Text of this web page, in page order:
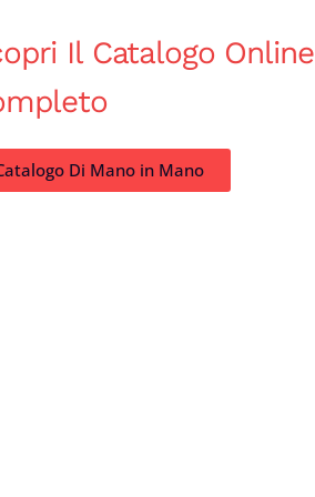
Il Catalogo Online
Di Mano in Mano